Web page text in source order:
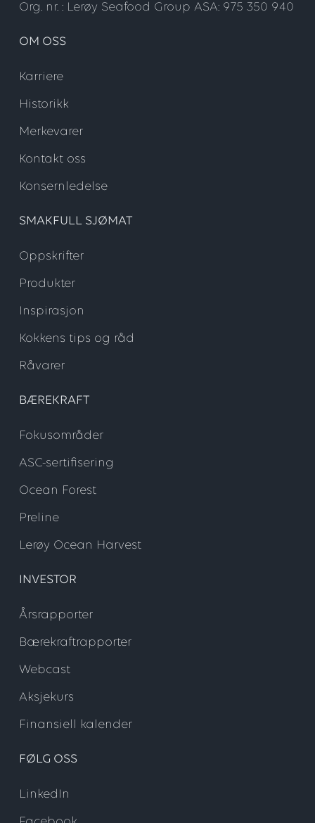
Org. nr. : Lerøy Seafood Group ASA: 975 350 940
OM OSS
Karriere
Historikk
Merkevarer
Kontakt oss
Konsernledelse
SMAKFULL SJØMAT
Oppskrifter
Produkter
Inspirasjon
Kokkens tips og råd
Råvarer
BÆREKRAFT
Fokusområder
ASC-sertifisering
Ocean Forest
Preline
Lerøy Ocean Harvest
INVESTOR
Årsrapporter
Bærekraftrapporter
Webcast
Aksjekurs
Finansiell kalender
FØLG OSS
LinkedIn